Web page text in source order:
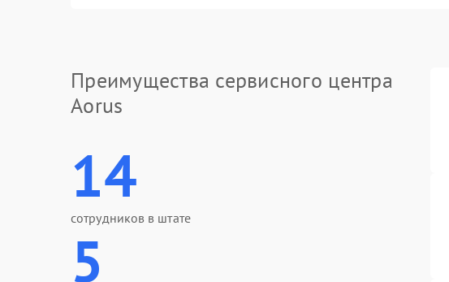
Преимущества сервисного центра
Aorus
14
сотрудников в штате
5